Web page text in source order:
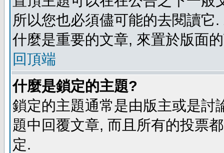
所以您也必須儘可能的去閱讀
什麼是重要的文章, 來置於版面
回頂端
什麼是鎖定的主題?
鎖定的主題通常是由版主或是討
題中回覆文章, 而且所有的投票
定.